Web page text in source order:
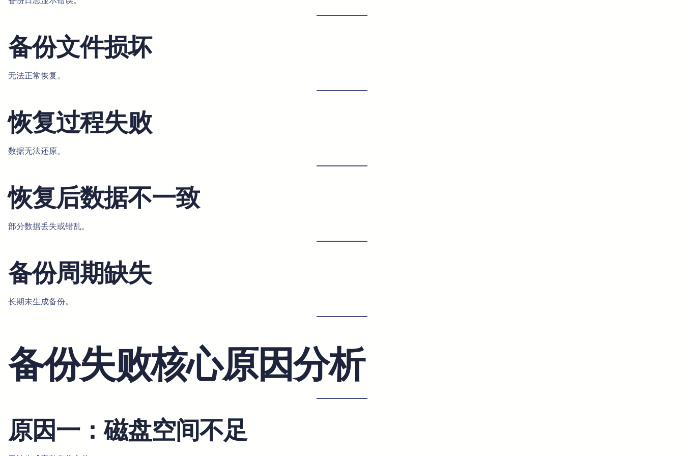
备份文件损坏
无法正常恢复。
恢复过程失败
数据无法还原。
恢复后数据不一致
部分数据丢失或错乱。
备份周期缺失
长期未生成备份。
备份失败核心原因分析
原因一：磁盘空间不足